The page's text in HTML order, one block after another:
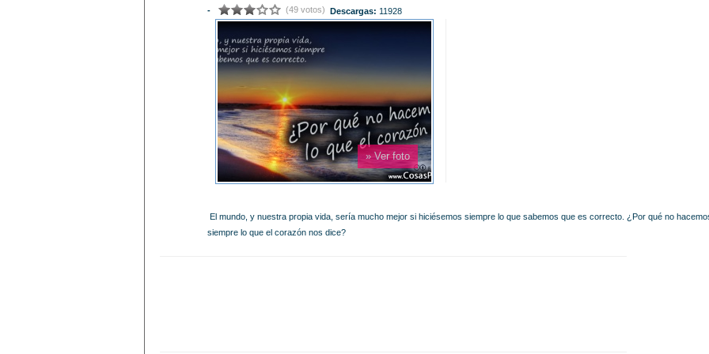
- (49 votos) Descargas: 11928
» Ver foto
El mundo, y nuestra propia vida, sería mucho mejor si hiciésemos siempre lo que sabemos que es correcto. ¿Por qué no
siempre lo que el corazón nos dice?